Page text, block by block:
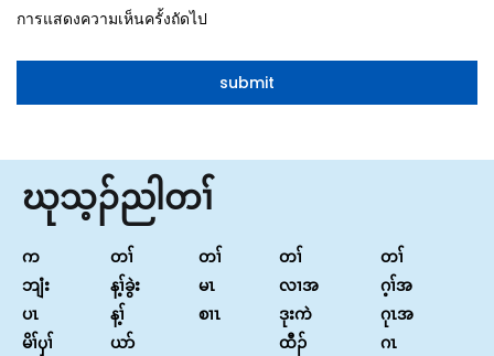
การแสดงความเห็นครั้งถัดไป
ဃုသ့ၣ်ညါတၢ်
က
ဘျံး
ပၤ
မိၢ်ၦၢ်
တၢ်
န့ၢ်ခွဲး
န့ၢ်
ယာ်
တၢ်
မၤ
စၢၤ
တၢ်
လၢအ
ဒုးကဲ
ထီၣ်
တၢ်
ဂ့ၢ်အ
ဂုၤအ
ဂၤ